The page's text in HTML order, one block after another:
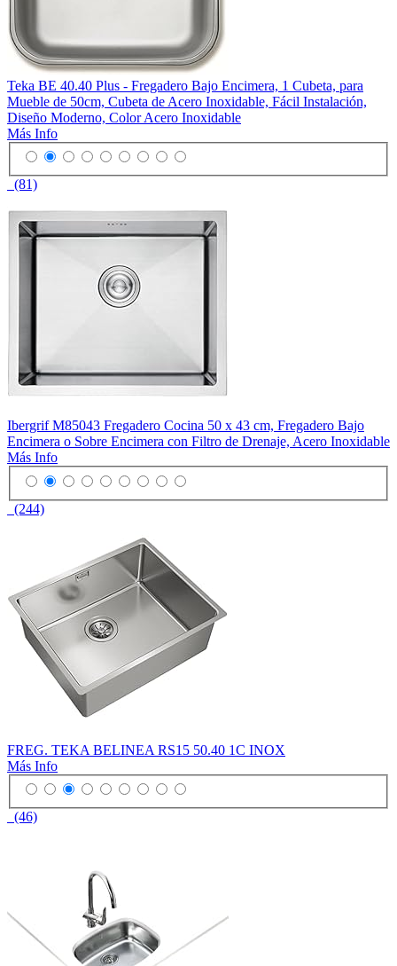
Teka BE 40.40 Plus - Fregadero Bajo Encimera, 1 Cubeta, para
Mueble de 50cm, Cubeta de Acero Inoxidable, Fácil Instalación,
Diseño Moderno, Color Acero Inoxidable
Más Info
(81)
Ibergrif M85043 Fregadero Cocina 50 x 43 cm, Fregadero Bajo
Encimera o Sobre Encimera con Filtro de Drenaje, Acero Inoxidable
Más Info
(244)
FREG. TEKA BELINEA RS15 50.40 1C INOX
Más Info
(46)